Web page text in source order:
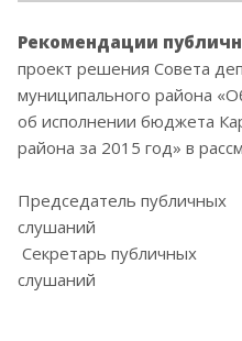
Рекомендации
проект решения Совета
муниципального района
об исполнении бюджета
района за 2015 год» в
Председатель публичных
Секретарь публичных